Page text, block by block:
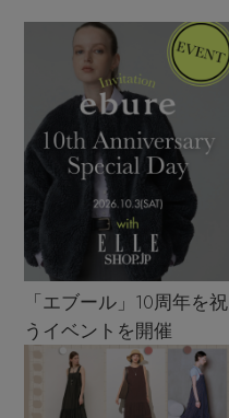
「エブール」10周年を祝
うイベントを開催